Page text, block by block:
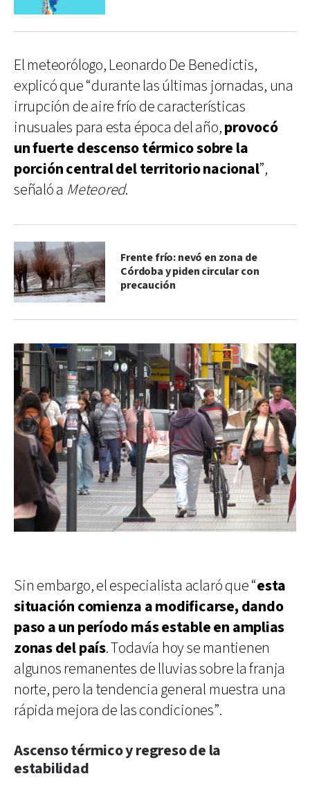
El meteorólogo, Leonardo De Benedictis,
explicó que “durante las últimas jornadas, una
irrupción de aire frío de características
inusuales para esta época del año,provocó
un fuerte descenso térmico sobre la
porción central del territorio nacional”,
señaló a Meteored.
Frente frío: nevó en zona de
Córdoba y piden circular con
precaución
Sin embargo, el especialista aclaró que “esta
situación comienza a modificarse, dando
paso a un período más estable en amplias
zonas del país. Todavía hoy se mantienen
algunos remanentes de lluvias sobre la franja
norte, pero la tendencia general muestra una
rápida mejora de las condiciones”.
Ascenso térmico y regreso de la
estabilidad